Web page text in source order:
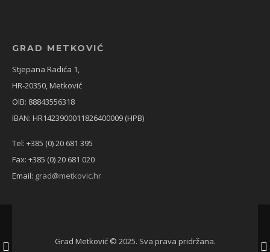
GRAD METKOVIĆ
Stjepana Radića 1,
HR-20350, Metković
OIB: 88843556318
IBAN: HR1423900011826400009 (HPB)
Tel: +385 (0) 20 681 395
Fax: +385 (0) 20 681 020
Email: grad@metkovic.hr
Grad Metković © 2025. Sva prava pridržana.